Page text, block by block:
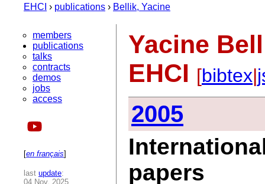
EHCI › publications › Bellik, Yacine
members
publications
talks
contracts
demos
jobs
access
[en français]
last update:
04 Nov. 2025
Yacine
EHCI [bibtex|
2005
papers